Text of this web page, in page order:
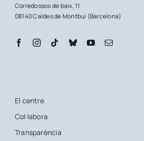
Corredossos de baix, 11
08140 Caldes de Montbui (Barcelona)
El centre
Col·labora
Transparència